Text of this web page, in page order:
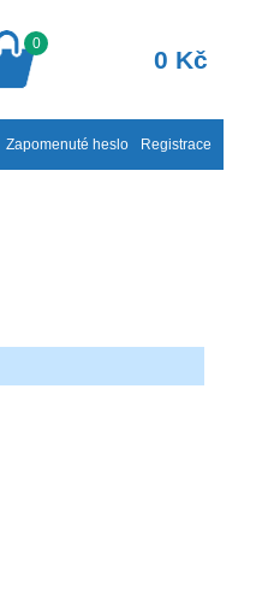
0
0 Kč
Zapomenuté heslo Registrace